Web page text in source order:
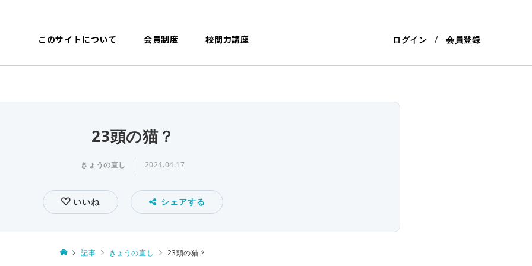
このサイトについて 会員制度 校閲力講座 ログイン 会員登録
23頭の猫？
きょうの直し 2024.04.17
いいね シェアする
記事 きょうの直し 23頭の猫？